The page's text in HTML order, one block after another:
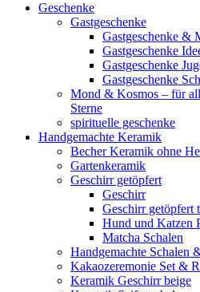
Geschenke
Gastgeschenke
Gastgeschenke &
Gastgeschenke
Gastgeschenke
Gastgeschenke
Mond & Kosmos – für
Sterne
spirituelle geschenke
Handgemachte Keramik
Becher Keramik ohne
Gartenkeramik
Geschirr getöpfert
Geschirr
Geschirr getöpfert
Hund und Katzen
Matcha Schalen
Handgemachte Schalen
Kakaozeremonie Set &
Keramik Geschirr beige